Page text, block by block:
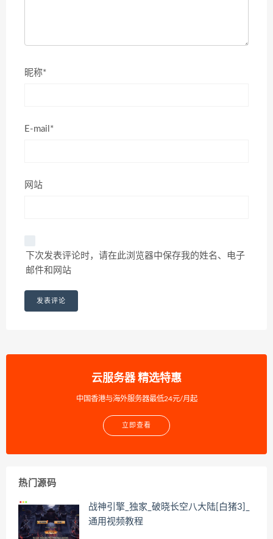
昵称*
E-mail*
网站
下次发表评论时，请在此浏览器中保存我的姓名、电子
邮件和网站
云服务器 精选特惠
中国香港与海外服务器最低24元/月起
立即查看
热门源码
战神引擎_独家_破晓长空八大陆[白猪3]_
通用视频教程